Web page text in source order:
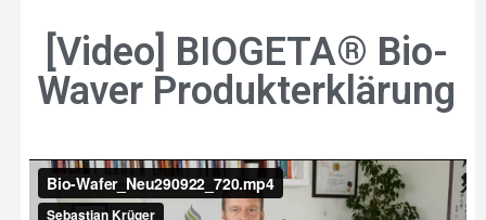
[Video] BIOGETA® Bio-
Waver Produkterklärung